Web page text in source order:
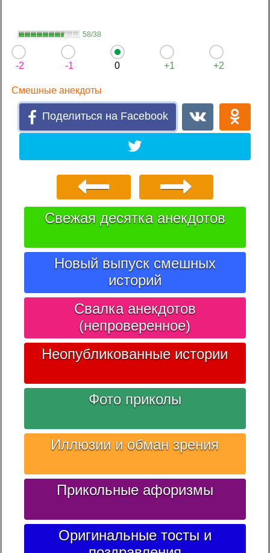
58/38
-2 -1 0 +1 +2
Смешные анекдоты
Поделиться на Facebook
Свежая десятка анекдотов
Новый выпуск смешных
историй
Свалка анекдотов
(непроверенное)
Неопубликованные истории
Фото приколы
Иллюзии и обман зрения
Прикольные афоризмы
Оригинальные тосты и